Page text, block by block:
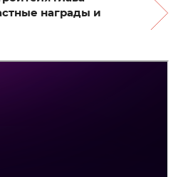
награды и